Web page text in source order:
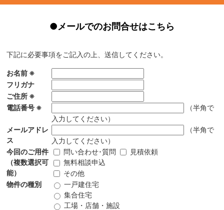
●メールでのお問合せはこちら
下記に必要事項をご記入の上、送信してください。
お名前 ※
フリガナ
ご住所 ※
電話番号 ※
（半角で
入力してください）
メールアドレ
ス
（半角で
入力してください）
今回のご用件
（複数選択可
能）
問い合わせ･質問
見積依頼
無料相談申込
その他
物件の種別
一戸建住宅
集合住宅
工場・店舗・施設